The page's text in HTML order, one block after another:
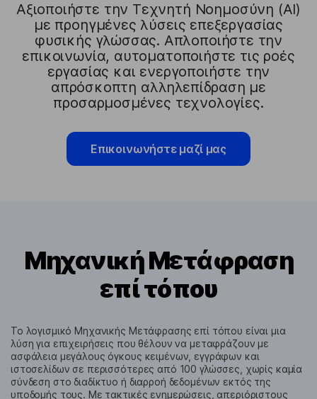
Αξιοποιήστε την Τεχνητή Νοημοσύνη (AI)
με προηγμένες λύσεις επεξεργασίας
φυσικής γλώσσας. Απλοποιήστε την
επικοινωνία, αυτοματοποιήστε τις ροές
εργασίας και ενεργοποιήστε την
απρόσκοπτη αλληλεπίδραση με
προσαρμοσμένες τεχνολογίες.
Επικοινωνήστε μαζί μας
Μηχανική Μετάφραση
επί τόπου
To λογισμικό Μηχανικής Μετάφρασης επί τόπου είναι μια
λύση για επιχειρήσεις που θέλουν να μεταφράζουν με
ασφάλεια μεγάλους όγκους κειμένων, εγγράφων και
ιστοσελίδων σε περισσότερες από 100 γλώσσες, χωρίς καμία
σύνδεση στο διαδίκτυο ή διαρροή δεδομένων εκτός της
υποδομής τους. Με τακτικές ενημερώσεις, απεριόριστους